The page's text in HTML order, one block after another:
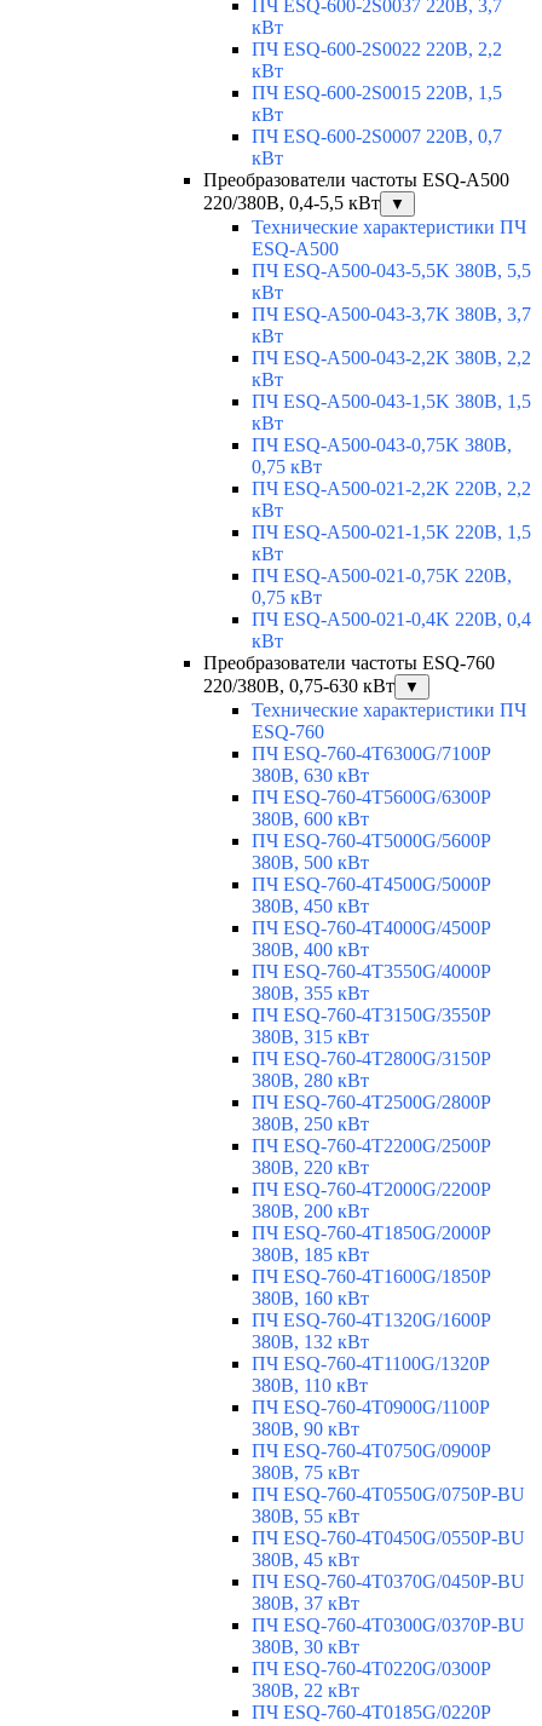
ПЧ ESQ-600-2S0037 220В, 3,7
кВт
ПЧ ESQ-600-2S0022 220В, 2,2
кВт
ПЧ ESQ-600-2S0015 220В, 1,5
кВт
ПЧ ESQ-600-2S0007 220В, 0,7
кВт
Преобразователи частоты ESQ-A500
220/380В, 0,4-5,5 кВт
▼
Технические характеристики ПЧ
ESQ-A500
ПЧ ESQ-A500-043-5,5K 380В, 5,5
кВт
ПЧ ESQ-A500-043-3,7K 380В, 3,7
кВт
ПЧ ESQ-A500-043-2,2K 380В, 2,2
кВт
ПЧ ESQ-A500-043-1,5K 380В, 1,5
кВт
ПЧ ESQ-A500-043-0,75K 380В,
0,75 кВт
ПЧ ESQ-A500-021-2,2K 220В, 2,2
кВт
ПЧ ESQ-A500-021-1,5K 220В, 1,5
кВт
ПЧ ESQ-A500-021-0,75K 220В,
0,75 кВт
ПЧ ESQ-A500-021-0,4K 220В, 0,4
кВт
Преобразователи частоты ESQ-760
220/380В, 0,75-630 кВт
▼
Технические характеристики ПЧ
ESQ-760
ПЧ ESQ-760-4T6300G/7100P
380В, 630 кВт
ПЧ ESQ-760-4T5600G/6300P
380В, 600 кВт
ПЧ ESQ-760-4T5000G/5600P
380В, 500 кВт
ПЧ ESQ-760-4T4500G/5000P
380В, 450 кВт
ПЧ ESQ-760-4T4000G/4500P
380В, 400 кВт
ПЧ ESQ-760-4T3550G/4000P
380В, 355 кВт
ПЧ ESQ-760-4T3150G/3550P
380В, 315 кВт
ПЧ ESQ-760-4T2800G/3150P
380В, 280 кВт
ПЧ ESQ-760-4T2500G/2800P
380В, 250 кВт
ПЧ ESQ-760-4T2200G/2500P
380В, 220 кВт
ПЧ ESQ-760-4T2000G/2200P
380В, 200 кВт
ПЧ ESQ-760-4T1850G/2000P
380В, 185 кВт
ПЧ ESQ-760-4T1600G/1850P
380В, 160 кВт
ПЧ ESQ-760-4T1320G/1600P
380В, 132 кВт
ПЧ ESQ-760-4T1100G/1320P
380В, 110 кВт
ПЧ ESQ-760-4T0900G/1100P
380В, 90 кВт
ПЧ ESQ-760-4T0750G/0900P
380В, 75 кВт
ПЧ ESQ-760-4T0550G/0750P-BU
380В, 55 кВт
ПЧ ESQ-760-4T0450G/0550P-BU
380В, 45 кВт
ПЧ ESQ-760-4T0370G/0450P-BU
380В, 37 кВт
ПЧ ESQ-760-4T0300G/0370P-BU
380В, 30 кВт
ПЧ ESQ-760-4T0220G/0300P
380В, 22 кВт
ПЧ ESQ-760-4T0185G/0220P